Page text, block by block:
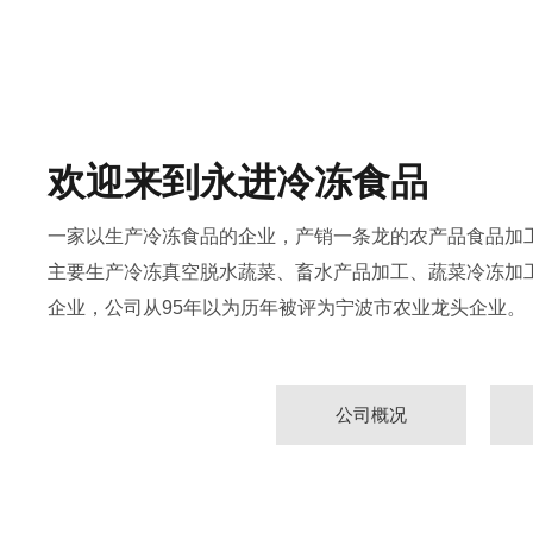
欢迎来到永进冷冻食品
一家以生产冷冻食品的企业，产销一条龙的农产品食品
主要生产冷冻真空脱水蔬菜、畜水产品加工、蔬菜冷冻
企业，公司从95年以为历年被评为宁波市农业龙头企业。
公司概况